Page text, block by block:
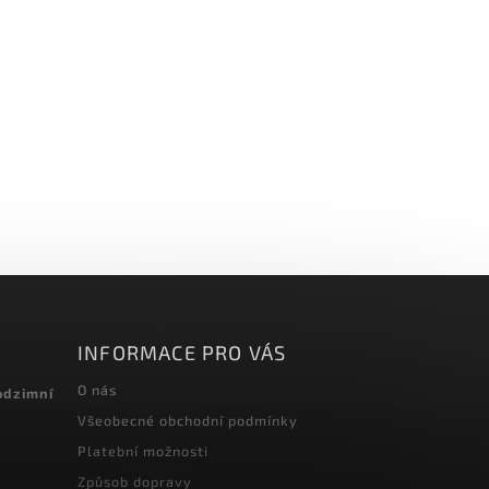
INFORMACE PRO VÁS
O nás
Všeobecné obchodní podmínky
Platební možnosti
Způsob dopravy